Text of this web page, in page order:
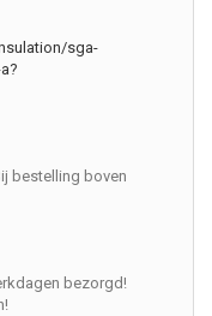
sga-
bestelling boven
bezorgd!